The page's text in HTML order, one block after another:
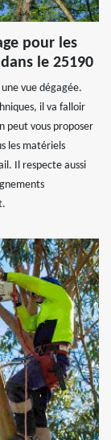
pour les
le 25190
vue dégagée.
il va falloir
peut vous proposer
les matériels
Il respecte aussi